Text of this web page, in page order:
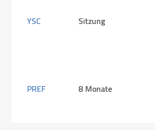
YSC Sitzung
PREF 8 Monate